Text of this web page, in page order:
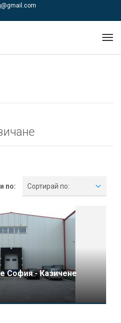
по:
Сортирай по:
София - Казичене